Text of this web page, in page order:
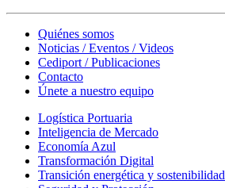
Quiénes somos
Noticias / Eventos / Videos
Cediport / Publicaciones
Contacto
Únete a nuestro equipo
Logística Portuaria
Inteligencia de Mercado
Economía Azul
Transformación Digital
Transición energética y sostenibilidad